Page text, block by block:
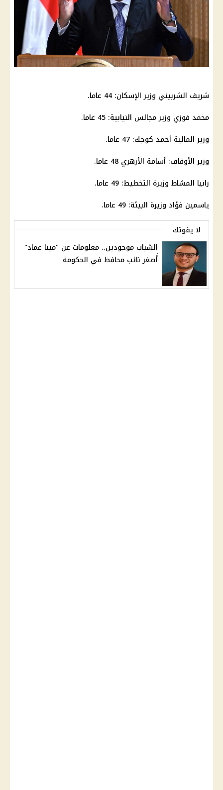
شريف الشربيني وزير الإسكان: 44 عاما.
محمد فوزي وزير مجالس النيابية: 45 عاما.
وزير المالية أحمد كوجك: 47 عاما.
وزير الأوقاف: أسامة الأزهري 48 عاما.
رانيا المشاط وزيرة التخطيط: 49 عاما.
ياسمين فؤاد وزيرة البيئة: 49 عاما.
لا يفوتك
الشباب موجودين.. معلومات عن "مينا عماد"
أصغر نائب محافظ في الحكومة